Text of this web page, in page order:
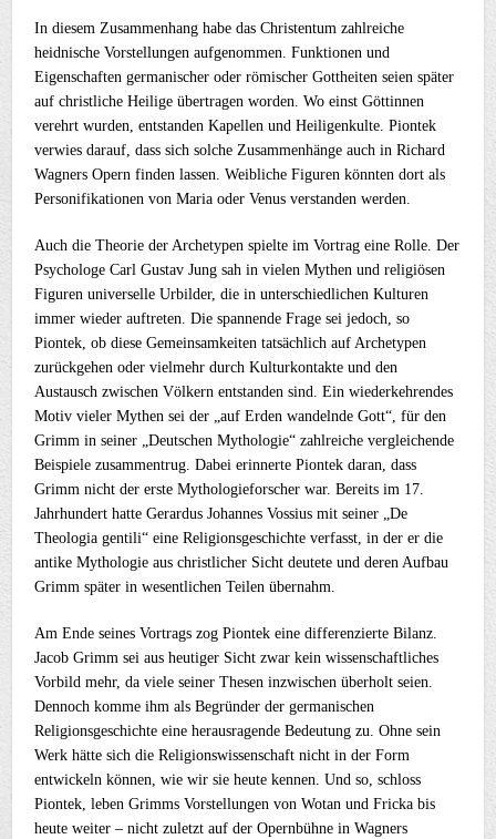
In diesem Zusammenhang habe das Christentum zahlreiche
heidnische Vorstellungen aufgenommen. Funktionen und
Eigenschaften germanischer oder römischer Gottheiten seien später
auf christliche Heilige übertragen worden. Wo einst Göttinnen
verehrt wurden, entstanden Kapellen und Heiligenkulte. Piontek
verwies darauf, dass sich solche Zusammenhänge auch in Richard
Wagners Opern finden lassen. Weibliche Figuren könnten dort als
Personifikationen von Maria oder Venus verstanden werden.
Auch die Theorie der Archetypen spielte im Vortrag eine Rolle. Der
Psychologe Carl Gustav Jung sah in vielen Mythen und religiösen
Figuren universelle Urbilder, die in unterschiedlichen Kulturen
immer wieder auftreten. Die spannende Frage sei jedoch, so
Piontek, ob diese Gemeinsamkeiten tatsächlich auf Archetypen
zurückgehen oder vielmehr durch Kulturkontakte und den
Austausch zwischen Völkern entstanden sind. Ein wiederkehrendes
Motiv vieler Mythen sei der „auf Erden wandelnde Gott“, für den
Grimm in seiner „Deutschen Mythologie“ zahlreiche vergleichende
Beispiele zusammentrug. Dabei erinnerte Piontek daran, dass
Grimm nicht der erste Mythologieforscher war. Bereits im 17.
Jahrhundert hatte Gerardus Johannes Vossius mit seiner „De
Theologia gentili“ eine Religionsgeschichte verfasst, in der er die
antike Mythologie aus christlicher Sicht deutete und deren Aufbau
Grimm später in wesentlichen Teilen übernahm.
Am Ende seines Vortrags zog Piontek eine differenzierte Bilanz.
Jacob Grimm sei aus heutiger Sicht zwar kein wissenschaftliches
Vorbild mehr, da viele seiner Thesen inzwischen überholt seien.
Dennoch komme ihm als Begründer der germanischen
Religionsgeschichte eine herausragende Bedeutung zu. Ohne sein
Werk hätte sich die Religionswissenschaft nicht in der Form
entwickeln können, wie wir sie heute kennen. Und so, schloss
Piontek, leben Grimms Vorstellungen von Wotan und Fricka bis
heute weiter – nicht zuletzt auf der Opernbühne in Wagners